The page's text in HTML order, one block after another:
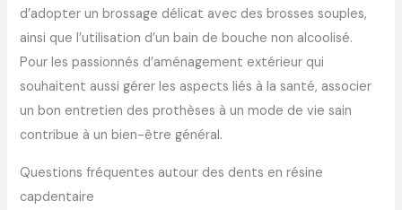
d’adopter un brossage délicat avec des brosses souples,
ainsi que l’utilisation d’un bain de bouche non alcoolisé.
Pour les passionnés d’aménagement extérieur qui
souhaitent aussi gérer les aspects liés à la santé, associer
un bon entretien des prothèses à un mode de vie sain
contribue à un bien-être général.
Questions fréquentes autour des dents en résine
capdentaire